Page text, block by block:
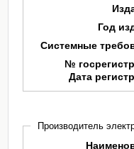
Год
Системные
№
Дата
Производитель